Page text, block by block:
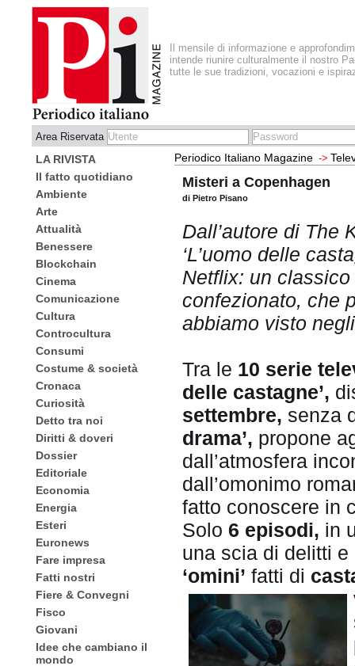
Il mensile di informazione e
intende riunire culturalmente il nostro
tutte le sue tradizioni, vocazioni e
Area Riservata
LA RIVISTA
Il fatto quotidiano
Ambiente
Arte
Attualità
Benessere
Blockchain
Cinema
Comunicazione
Cultura
Controcultura
Consumi
Costume & società
Cronaca
Curiosità
Detto tra noi
Diritti & doveri
Dossier
Editoriale
Economia
Energia
Esteri
Euronews
Fare impresa
Fatti nostri
Fiere & Convegni
Fisco
Giovani
Idee che cambiano il
mondo
Periodico Italiano Magazine ->
Misteri a Copenhagen
di Pietro Pisano
Dall’autore di The
‘L’uomo delle
Netflix: un
confezionato, che
abbiamo visto
Tra le 10 serie
delle castagne’,
settembre, senza
drama’, propone
dall’atmosfera
dall’omonimo
fatto conoscere in
Solo 6 episodi, in
una scia di delitti
‘omini’ fatti di